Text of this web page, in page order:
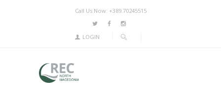
Call Us Now: +389.70245515
LOGIN